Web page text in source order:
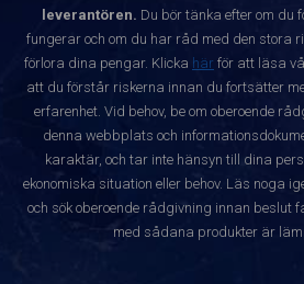
leverantören. Du bör tänka efter om du
fungerar och om du har råd med den stora
förlora dina pengar. Klicka här för att läsa
att du förstår riskerna innan du fortsätter
erfarenhet. Vid behov, be om oberoende
denna webbplats och
karaktär, och tar inte hänsyn till dina
ekonomiska situation eller behov. Läs noga
och sök oberoende rådgivning innan beslut
med sådana produkter är